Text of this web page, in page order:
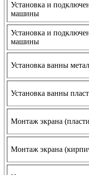
Установка и
машины
Установка и
машины
Установка ванны
Установка ванны
Монтаж экрана
Монтаж экрана